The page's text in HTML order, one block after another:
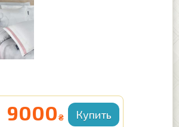
9000₴